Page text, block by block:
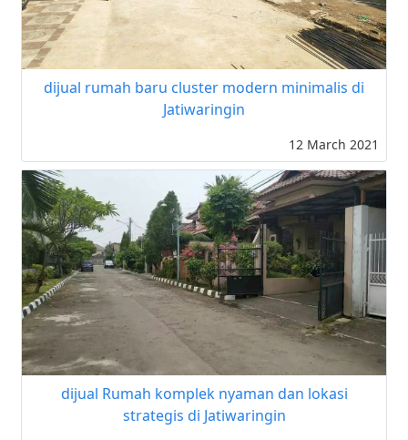
dijual rumah baru cluster modern minimalis di
Jatiwaringin
12 March 2021
dijual Rumah komplek nyaman dan lokasi
strategis di Jatiwaringin